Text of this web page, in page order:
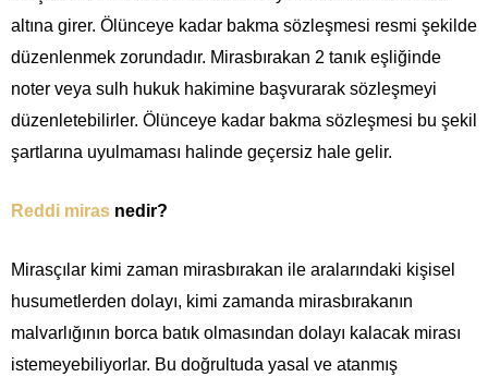
altına girer. Ölünceye kadar bakma sözleşmesi resmi şekilde
düzenlenmek zorundadır. Mirasbırakan 2 tanık eşliğinde
noter veya sulh hukuk hakimine başvurarak sözleşmeyi
düzenletebilirler. Ölünceye kadar bakma sözleşmesi bu şekil
şartlarına uyulmaması halinde geçersiz hale gelir.
Reddi miras nedir?
Mirasçılar kimi zaman mirasbırakan ile aralarındaki kişisel
husumetlerden dolayı, kimi zamanda mirasbırakanın
malvarlığının borca batık olmasından dolayı kalacak mirası
istemeyebiliyorlar. Bu doğrultuda yasal ve atanmış